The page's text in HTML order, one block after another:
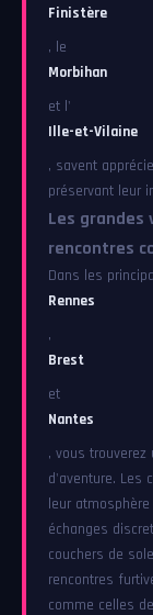
Finistère
, le
Morbihan
et l'
Ille-et-Vilaine
, savent
préservant leur
Les
rencontres
Dans les
Rennes
,
Brest
et
Nantes
, vous
d'aventure. Les
leur
échanges
couchers de
rencontres
comme celles